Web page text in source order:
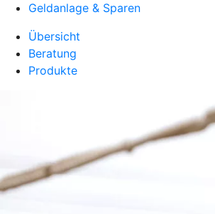
Geldanlage & Sparen
Übersicht
Beratung
Produkte